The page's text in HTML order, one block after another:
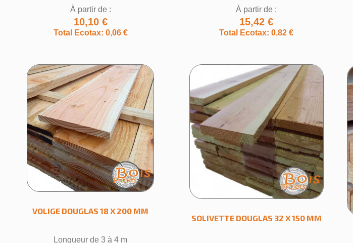
À partir de :
10,10 €
Total Ecotax: 0,06 €
À partir de :
15,42 €
Total Ecotax: 0,82 €
VOLIGE DOUGLAS 18 X 200 MM
Longueur de 3 à 4 m
SOLIVETTE DOUGLAS 32 X 150 MM
Créer une liste d'envies
Annuler